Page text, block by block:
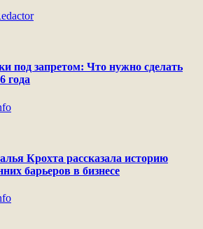
под запретом: Что нужно сделать
года
Крохта рассказала историю
барьеров в бизнесе